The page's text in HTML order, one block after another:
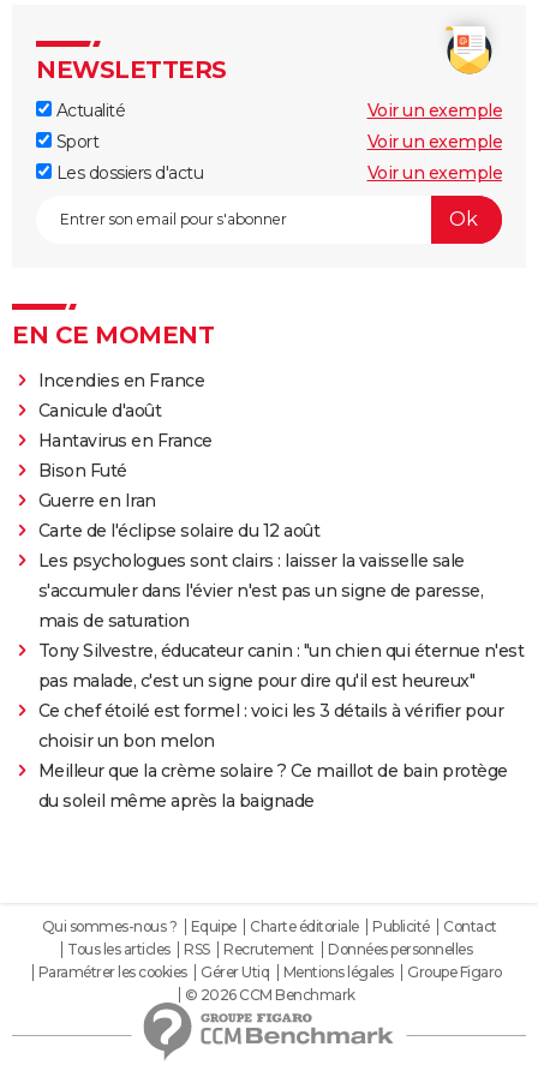
NEWSLETTERS
Actualité
Voir un exemple
Sport
Voir un exemple
Les dossiers d'actu
Voir un exemple
EN CE MOMENT
Incendies en France
Canicule d'août
Hantavirus en France
Bison Futé
Guerre en Iran
Carte de l'éclipse solaire du 12 août
Les psychologues sont clairs : laisser la vaisselle sale
s'accumuler dans l'évier n'est pas un signe de paresse,
mais de saturation
Tony Silvestre, éducateur canin : "un chien qui éternue n'est
pas malade, c'est un signe pour dire qu'il est heureux"
Ce chef étoilé est formel : voici les 3 détails à vérifier pour
choisir un bon melon
Meilleur que la crème solaire ? Ce maillot de bain protège
du soleil même après la baignade
Qui sommes-nous ? Equipe Charte éditoriale Publicité
Contact
Tous les articles
RSS Recrutement
Données personnelles
Paramétrer les cookies
Gérer Utiq Mentions légales
Groupe Figaro
© 2026 CCM Benchmark